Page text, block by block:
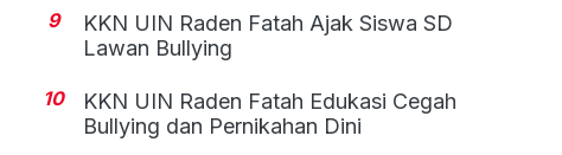
9
KKN UIN Raden Fatah Ajak Siswa SD
Lawan Bullying
10
KKN UIN Raden Fatah Edukasi Cegah
Bullying dan Pernikahan Dini